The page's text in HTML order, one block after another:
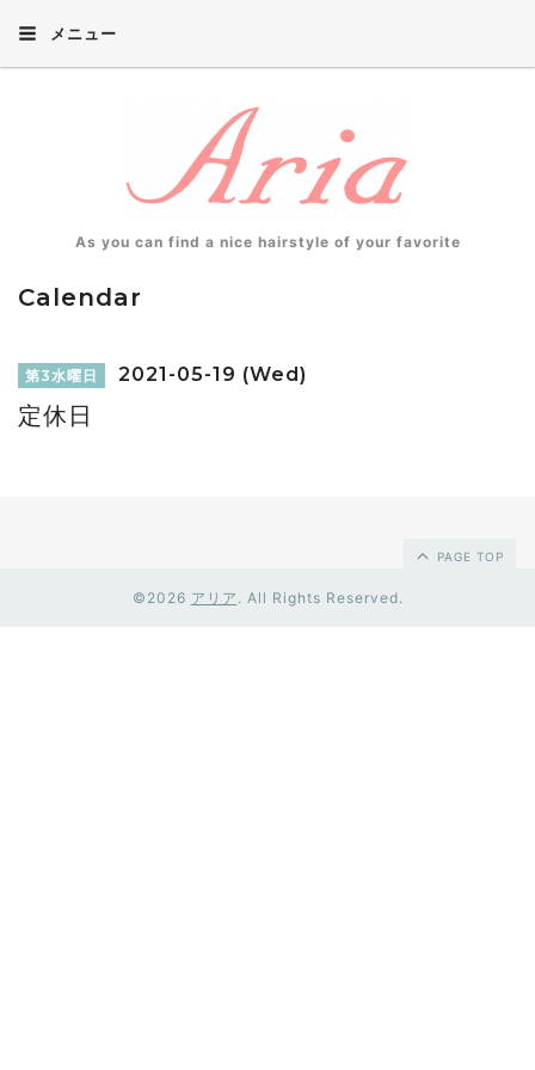
メニュー
As you can find a nice hairstyle of your favorite
Calendar
第3水曜日 2021-05-19 (Wed)
定休日
PAGE TOP
©2026 アリア . All Rights Reserved.